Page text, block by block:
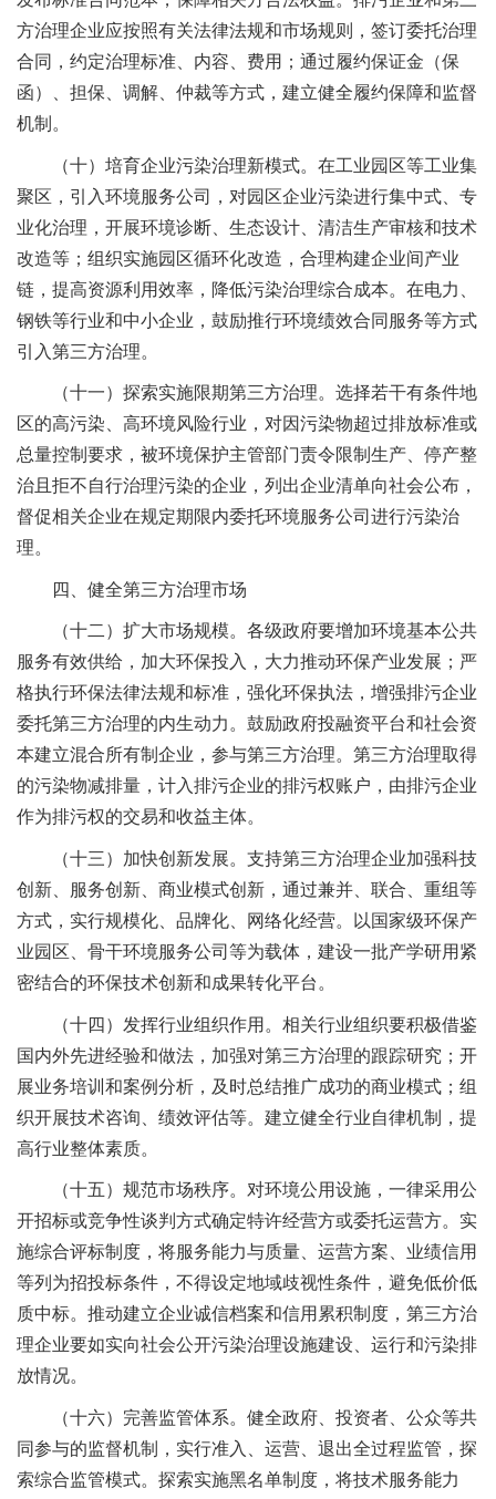
方治理企业应按照有关法律法规和市场规则，签订委托治理
合同，约定治理标准、内容、费用；通过履约保证金（保
函）、担保、调解、仲裁等方式，建立健全履约保障和监督
机制。
（十）培育企业污染治理新模式。在工业园区等工业集
聚区，引入环境服务公司，对园区企业污染进行集中式、专
业化治理，开展环境诊断、生态设计、清洁生产审核和技术
改造等；组织实施园区循环化改造，合理构建企业间产业
链，提高资源利用效率，降低污染治理综合成本。在电力、
钢铁等行业和中小企业，鼓励推行环境绩效合同服务等方式
引入第三方治理。
（十一）探索实施限期第三方治理。选择若干有条件地
区的高污染、高环境风险行业，对因污染物超过排放标准或
总量控制要求，被环境保护主管部门责令限制生产、停产整
治且拒不自行治理污染的企业，列出企业清单向社会公布，
督促相关企业在规定期限内委托环境服务公司进行污染治
理。
四、健全第三方治理市场
（十二）扩大市场规模。各级政府要增加环境基本公共
服务有效供给，加大环保投入，大力推动环保产业发展；严
格执行环保法律法规和标准，强化环保执法，增强排污企业
委托第三方治理的内生动力。鼓励政府投融资平台和社会资
本建立混合所有制企业，参与第三方治理。第三方治理取得
的污染物减排量，计入排污企业的排污权账户，由排污企业
作为排污权的交易和收益主体。
（十三）加快创新发展。支持第三方治理企业加强科技
创新、服务创新、商业模式创新，通过兼并、联合、重组等
方式，实行规模化、品牌化、网络化经营。以国家级环保产
业园区、骨干环境服务公司等为载体，建设一批产学研用紧
密结合的环保技术创新和成果转化平台。
（十四）发挥行业组织作用。相关行业组织要积极借鉴
国内外先进经验和做法，加强对第三方治理的跟踪研究；开
展业务培训和案例分析，及时总结推广成功的商业模式；组
织开展技术咨询、绩效评估等。建立健全行业自律机制，提
高行业整体素质。
（十五）规范市场秩序。对环境公用设施，一律采用公
开招标或竞争性谈判方式确定特许经营方或委托运营方。实
施综合评标制度，将服务能力与质量、运营方案、业绩信用
等列为招投标条件，不得设定地域歧视性条件，避免低价低
质中标。推动建立企业诚信档案和信用累积制度，第三方治
理企业要如实向社会公开污染治理设施建设、运行和污染排
放情况。
（十六）完善监管体系。健全政府、投资者、公众等共
同参与的监督机制，实行准入、运营、退出全过程监管，探
索综合监管模式。探索实施黑名单制度，将技术服务能力